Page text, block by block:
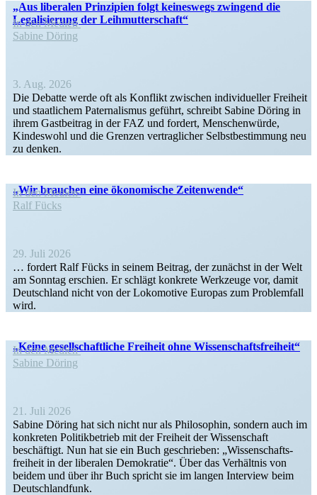
„Aus liberalen Prinzipien folgt keineswegs zwingend die
Legali­sierung der Leihmutterschaft“
In den Medien
Sabine Döring
3. Aug. 2026
Die Debatte werde oft als Konflikt zwischen indivi­du­eller Freiheit
und staat­lichem Pater­na­lismus geführt, schreibt Sabine Döring in
ihrem Gastbeitrag in der FAZ und fordert, Menschen­würde,
Kindeswohl und die Grenzen vertrag­licher Selbst­be­stimmung neu
zu denken.
„Wir brauchen eine ökono­mische Zeitenwende“
In den Medien
Ralf Fücks
29. Juli 2026
… fordert Ralf Fücks in seinem Beitrag, der zunächst in der Welt
am Sonntag erschien. Er schlägt konkrete Werkzeuge vor, damit
Deutschland nicht von der Lokomotive Europas zum Problemfall
wird.
„Keine gesell­schaft­liche Freiheit ohne Wissenschaftsfreiheit“
In den Medien
Sabine Döring
21. Juli 2026
Sabine Döring hat sich nicht nur als Philo­sophin, sondern auch im
konkreten Politik­be­trieb mit der Freiheit der Wissen­schaft
beschäftigt. Nun hat sie ein Buch geschrieben: „Wissen­schafts­
freiheit in der liberalen Demokratie“. Über das Verhältnis von
beidem und über ihr Buch spricht sie im langen Interview beim
Deutschlandfunk.